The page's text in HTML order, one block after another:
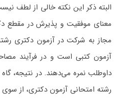
البته ذکر این نکته خالی از لطف
معنای موفقیت و پذیرش در مقطع
مجاز به شرکت در آزمون دکتری
آزمون کتبی است و در فرآیند
داوطلب نمره می‌دهند. در نتیجه،
رشته امتحانی آزمون دکتری، از